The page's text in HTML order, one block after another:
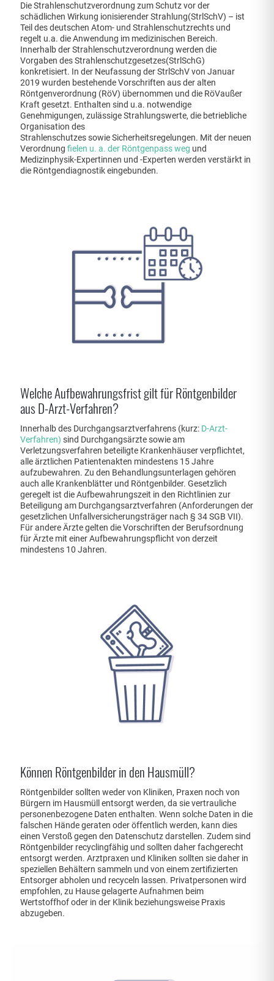
Die Strahlenschutzverordnung zum Schutz vor der
schädlichen Wirkung ionisierender Strahlung(StrlSchV) – ist
Teil des deutschen Atom- und Strahlenschutzrechts und
regelt u.a. die Anwendung im medizinischen Bereich.
Innerhalb der Strahlenschutzverordnung werden die
Vorgaben des Strahlenschutzgesetzes(StrlSchG)
konkretisiert. In der Neufassung der StrlSchV von Januar
2019 wurden bestehende Vorschriften aus der alten
Röntgenverordnung (RöV) übernommen und die RöVaußer
Kraft gesetzt. Enthalten sind u.a. notwendige
Genehmigungen, zulässige Strahlungswerte, die betriebliche
Organisation des
Strahlenschutzes sowie Sicherheitsregelungen. Mit der neuen
Verordnung fielen u. a. der Röntgenpass weg und
Medizinphysik-Expertinnen und -Experten werden verstärkt in
die Röntgendiagnostik eingebunden.
Welche Aufbewahrungsfrist gilt für Röntgenbilder
aus D-Arzt-Verfahren?
Innerhalb des Durchgangsarztverfahrens (kurz: D-Arzt-
Verfahren) sind Durchgangsärzte sowie am
Verletzungsverfahren beteiligte Krankenhäuser verpflichtet,
alle ärztlichen Patientenakten mindestens 15 Jahre
aufzubewahren. Zu den Behandlungsunterlagen gehören
auch alle Krankenblätter und Röntgenbilder. Gesetzlich
geregelt ist die Aufbewahrungszeit in den Richtlinien zur
Beteiligung am Durchgangsarztverfahren (Anforderungen der
gesetzlichen Unfallversicherungsträger nach § 34 SGB VII).
Für andere Ärzte gelten die Vorschriften der Berufsordnung
für Ärzte mit einer Aufbewahrungspflicht von derzeit
mindestens 10 Jahren.
Können Röntgenbilder in den Hausmüll?
Röntgenbilder sollten weder von Kliniken, Praxen noch von
Bürgern im Hausmüll entsorgt werden, da sie vertrauliche
personenbezogene Daten enthalten. Wenn solche Daten in die
falschen Hände geraten oder öffentlich werden, kann dies
einen Verstoß gegen den Datenschutz darstellen. Zudem sind
Röntgenbilder recyclingfähig und sollten daher fachgerecht
entsorgt werden. Arztpraxen und Kliniken sollten sie daher in
speziellen Behältern sammeln und von einem zertifizierten
Entsorger abholen und recyceln lassen. Privatpersonen wird
empfohlen, zu Hause gelagerte Aufnahmen beim
Wertstoffhof oder in der Klinik beziehungsweise Praxis
abzugeben.